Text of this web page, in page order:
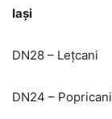
Iași
DN28 – Lețcani
DN24 – Popricani